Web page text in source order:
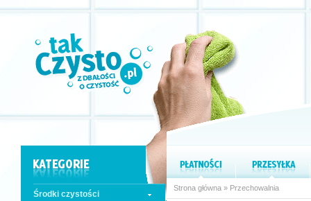
Środki czystości
Strona główna » Przechowalnia